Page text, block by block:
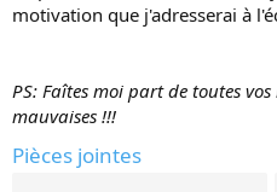
motivation que j'adresserai à
PS: Faîtes moi part de toutes
mauvaises !!!
Pièces jointes